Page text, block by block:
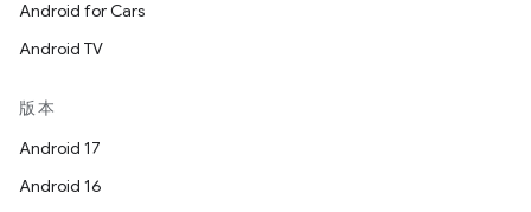
Android for Cars
Android TV
版本
Android 17
Android 16